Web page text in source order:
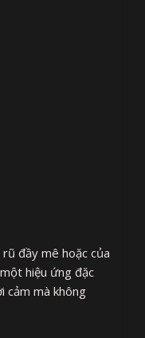
đầy mê hoặc của
hiệu ứng đặc
cảm mà không